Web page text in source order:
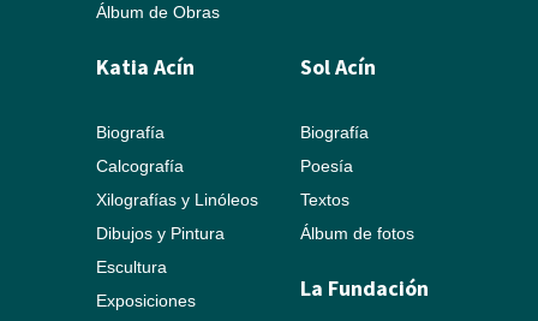
Álbum de Obras
Katia Acín
Biografía
Calcografía
Xilografías y Linóleos
Dibujos y Pintura
Escultura
Exposiciones
Sol Acín
Biografía
Poesía
Textos
Álbum de fotos
La Fundación